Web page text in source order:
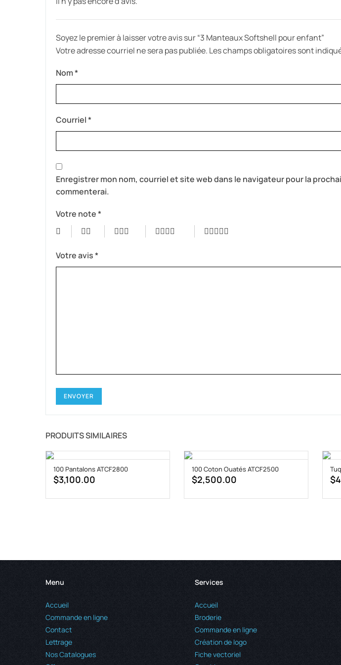
Soyez le premier à laisser votre avis sur “3 Manteaux Softshell pour enfant”
Votre adresse courriel ne sera pas publiée. Les champs obligatoires sont
Nom*
Courriel*
Enregistrer mon nom, courriel et site web dans le navigateur pour la
commenterai.
Votre note*
Votre avis*
PRODUITS SIMILAIRES
100 Pantalons ATCF2800
$3,100.00
100 Coton Ouatés ATCF2500
$2,500.00 $
Menu
Accueil
Commande en ligne
Contact
Lettrage
Nos Catalogues
Services
Accueil
Broderie
Commande en ligne
Création de logo
Fiche vectoriel